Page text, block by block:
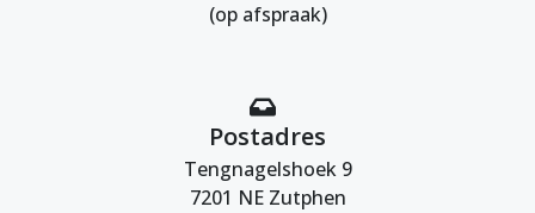
(op afspraak)
Postadres
Tengnagelshoek 9
7201 NE Zutphen